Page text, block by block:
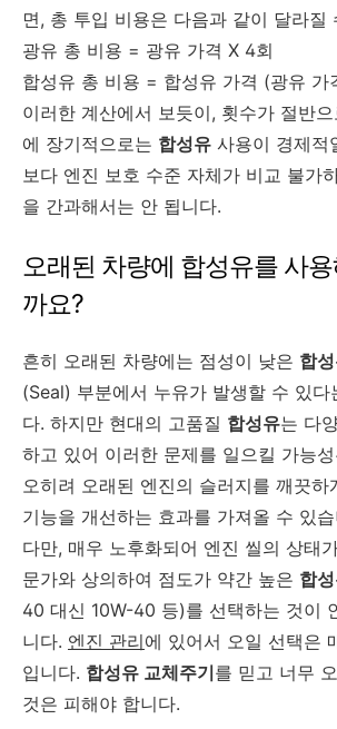
면, 총 투입 비용은 다음과 같이 달라질
광유 총 비용 = 광유 가격 X 4회
합성유 총 비용 = 합성유 가격 (광유 가
이러한 계산에서 보듯이, 횟수가 절반
에 장기적으로는 합성유 사용이 경제적
보다 엔진 보호 수준 자체가 비교 불가
을 간과해서는 안 됩니다.
오래된 차량에 합성유를 사
까요?
흔히 오래된 차량에는 점성이 낮은 합
(Seal) 부분에서 누유가 발생할 수 있다
다. 하지만 현대의 고품질 합성유는 다
하고 있어 이러한 문제를 일으킬 가능
오히려 오래된 엔진의 슬러지를 깨끗하
기능을 개선하는 효과를 가져올 수 있
다만, 매우 노후화되어 엔진 씰의 상태
문가와 상의하여 점도가 약간 높은 합
40 대신 10W-40 등)를 선택하는 것이
니다. 엔진 관리에 있어서 오일 선택은
입니다. 합성유 교체주기를 믿고 너무
것은 피해야 합니다.